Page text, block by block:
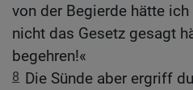
von der Begierde hätte
nicht das Gesetz gesagt
begehren!«
8 Die Sünde aber ergriff